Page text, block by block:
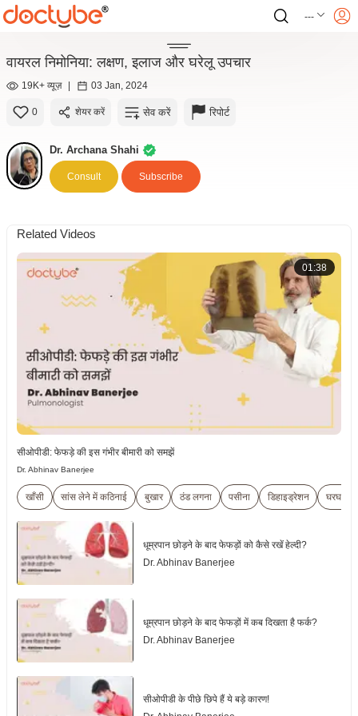
---
वायरल निमोनिया: लक्षण, इलाज और घरेलू उपचार
19K+ व्यूज़ | 03 Jan, 2024
0 शेयर करें सेव करें रिपोर्ट
Dr. Archana Shahi
Consult Subscribe
Related Videos
01:38
सीओपीडी: फेफड़े की इस गंभीर बीमारी को समझें
Dr. Abhinav Banerjee
खाँसी सांस लेने में कठिनाई बुखार ठंड लगना पसीना डिहाइड्रेशन घरघराहट
धूम्रपान छोड़ने के बाद फेफड़ों को कैसे रखें हेल्दी?
Dr. Abhinav Banerjee
धूम्रपान छोड़ने के बाद फेफड़ों में कब दिखता है फर्क?
Dr. Abhinav Banerjee
सीओपीडी के पीछे छिपे हैं ये बड़े कारण!